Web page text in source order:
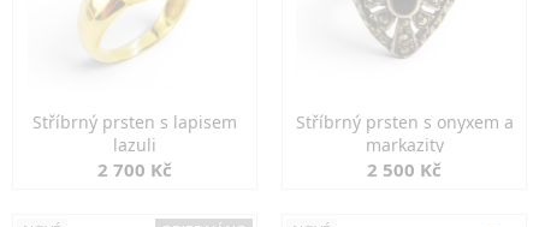
Stříbrný prsten s lapisem
lazuli
2 700 Kč
Stříbrný prsten s onyxem a
markazity
2 500 Kč